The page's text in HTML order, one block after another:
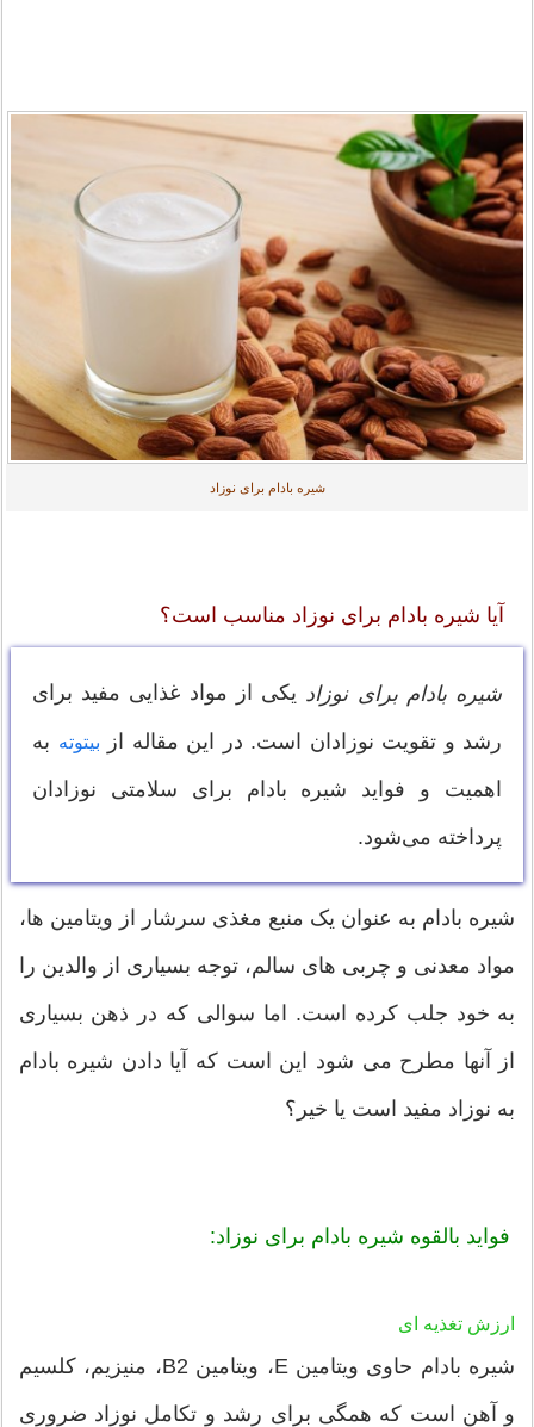
شیره بادام برای نوزاد
آیا شیره بادام برای نوزاد مناسب است؟
شیره بادام برای نوزاد یکی از مواد غذایی مفید برای
رشد و تقویت نوزادان است. در این مقاله از بیتوته به
اهمیت و فواید شیره بادام برای سلامتی نوزادان
پرداخته می‌شود.
شیره بادام به عنوان یک منبع مغذی سرشار از ویتامین ها،
مواد معدنی و چربی های سالم، توجه بسیاری از والدین را
به خود جلب کرده است. اما سوالی که در ذهن بسیاری
از آنها مطرح می شود این است که آیا دادن شیره بادام
به نوزاد مفید است یا خیر؟
فواید بالقوه شیره بادام برای نوزاد:
ارزش تغذیه ای
شیره بادام حاوی ویتامین E، ویتامین B2، منیزیم، کلسیم
و آهن است که همگی برای رشد و تکامل نوزاد ضروری